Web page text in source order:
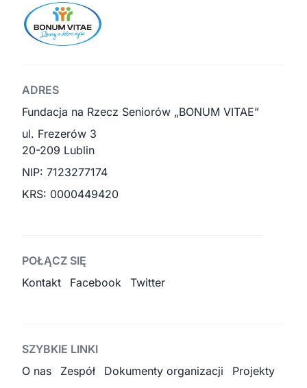
ADRES
Fundacja na Rzecz Seniorów „BONUM VITAE”
ul. Frezerów 3
20-209 Lublin
NIP: 7123277174
KRS: 0000449420
POŁĄCZ SIĘ
Kontakt
Facebook Twitter
SZYBKIE LINKI
O nas
Zespół Dokumenty organizacji
Projekty